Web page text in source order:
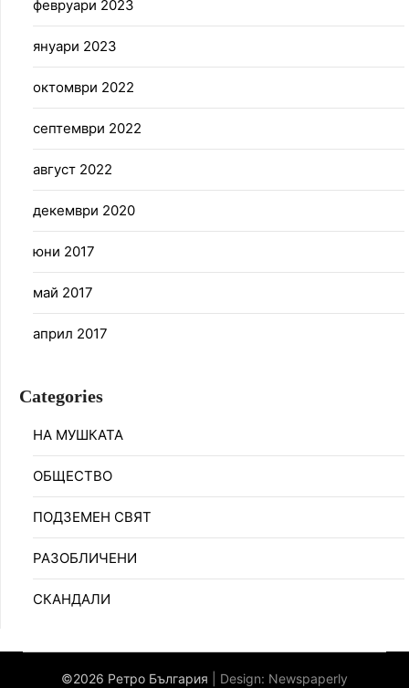
февруари 2023
януари 2023
октомври 2022
септември 2022
август 2022
декември 2020
юни 2017
май 2017
април 2017
Categories
НА МУШКАТА
ОБЩЕСТВО
ПОДЗЕМЕН СВЯТ
РАЗОБЛИЧЕНИ
СКАНДАЛИ
©2026 Ретро България | Design: Newspaperly